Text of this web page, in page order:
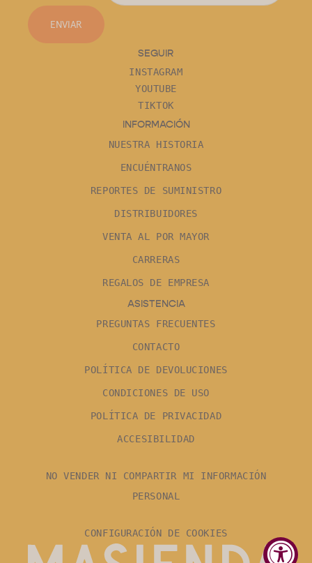
ENVIAR
SEGUIR
INSTAGRAM
YOUTUBE
TIKTOK
INFORMACIÓN
NUESTRA HISTORIA
ENCUÉNTRANOS
REPORTES DE SUMINISTRO
DISTRIBUIDORES
VENTA AL POR MAYOR
CARRERAS
REGALOS DE EMPRESA
ASISTENCIA
PREGUNTAS FRECUENTES
CONTACTO
POLÍTICA DE DEVOLUCIONES
CONDICIONES DE USO
POLÍTICA DE PRIVACIDAD
ACCESIBILIDAD
NO VENDER NI COMPARTIR MI INFORMACIÓN
PERSONAL
CONFIGURACIÓN DE COOKIES